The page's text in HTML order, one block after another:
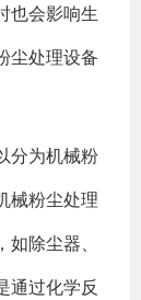
也会影响生
尘处理设备
分为机械粉
械粉尘处理
除尘器、
通过化学反